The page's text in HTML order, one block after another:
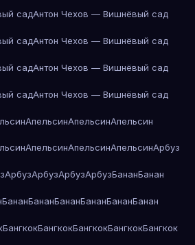
садАнтон Чехов — Вишнёвый сад
садАнтон Чехов — Вишнёвый сад
садАнтон Чехов — Вишнёвый сад
садАнтон Чехов — Вишнёвый сад
АпельсинАпельсинАпельсин
АпельсинАпельсинАпельсинАрбуз
АрбузАрбузАрбузАрбузБананБанан
БананБананБананБананБананБанан
БангкокБангкокБангкокБангкокБангкок